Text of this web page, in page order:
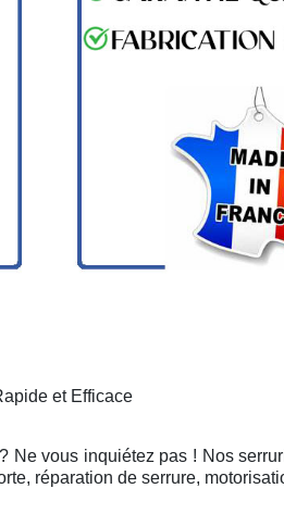
et Efficace
Ne vous inquiétez pas ! Nos
réparation de serrure,